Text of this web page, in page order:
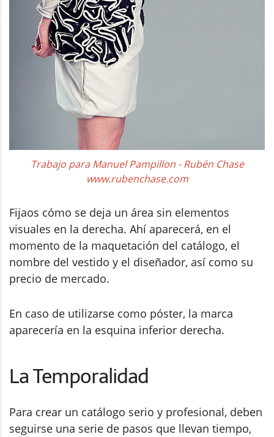
Trabajo para Manuel Pampillon - Rubén Chase
www.rubenchase.com
Fijaos cómo se deja un área sin elementos
visuales en la derecha. Ahí aparecerá, en el
momento de la maquetación del catálogo, el
nombre del vestido y el diseñador, así como su
precio de mercado.
En caso de utilizarse como póster, la marca
aparecería en la esquina inferior derecha.
La Temporalidad
Para crear un catálogo serio y profesional, deben
seguirse una serie de pasos que llevan tiempo,